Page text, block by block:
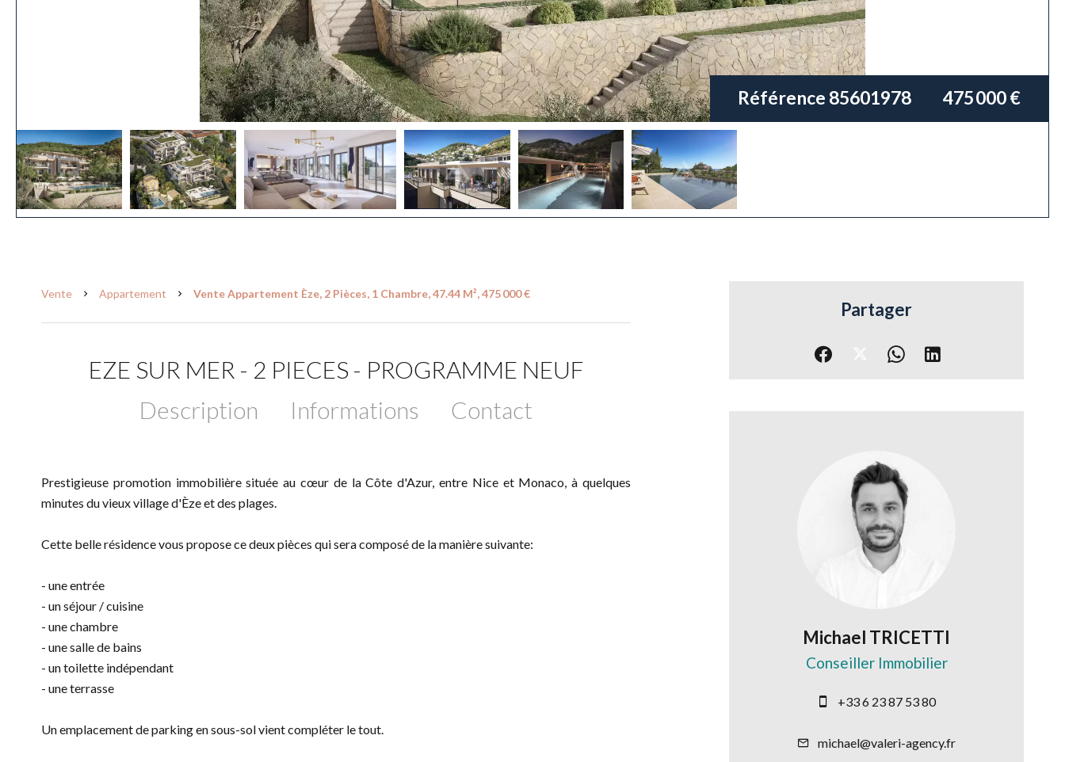
Référence 85601978 475 000 €
Vente Appartement Vente Appartement Èze, 2 Pièces, 1 Chambre, 47.44 M², 475 000 €
EZE SUR MER - 2 PIECES - PROGRAMME NEUF
Description
Informations Contact
Prestigieuse promotion immobilière située au cœur de la Côte d'Azur, entre Nice et Monaco, à quelques
minutes du vieux village d'Èze et des plages.
Cette belle résidence vous propose ce deux pièces qui sera composé de la manière suivante:
- une entrée
- un séjour / cuisine
- une chambre
- une salle de bains
- un toilette indépendant
- une terrasse
Un emplacement de parking en sous-sol vient compléter le tout.
Partager
Michael TRICETTI
Conseiller Immobilier
+33 6 23 87 53 80
michael@valeri-agency.fr